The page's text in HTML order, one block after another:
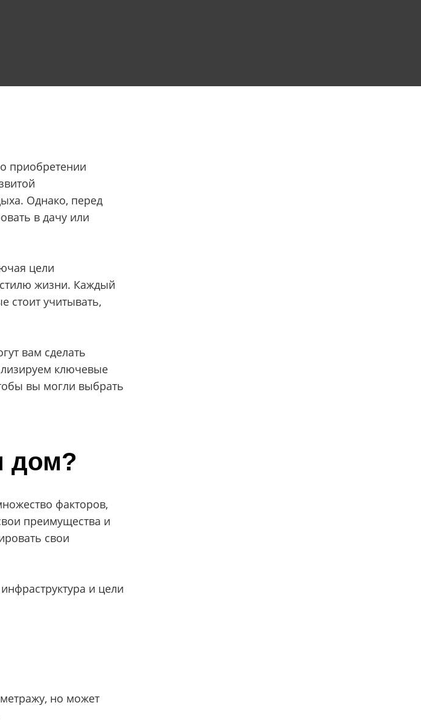
приобретении
Однако, перед
в дачу или
цели
жизни. Каждый
стоит учитывать,
вам сделать
ключевые
вы могли выбрать
дом?
факторов,
преимущества и
свои
и цели
но может